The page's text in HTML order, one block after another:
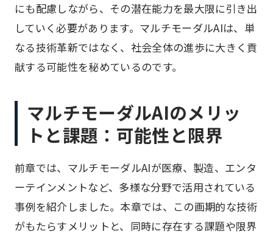
にも配慮しながら、その潜在能力を最大限に引き出
していく必要があります。マルチモーダルAIは、単
なる技術革新ではなく、社会全体の進歩に大きく貢
献する可能性を秘めているのです。
マルチモーダルAIのメリッ
トと課題：可能性と限界
前章では、マルチモーダルAIが医療、製造、エンタ
ーテインメントなど、多様な分野で活用されている
事例を紹介しました。本章では、この画期的な技術
がもたらすメリットと、同時に存在する課題や限界